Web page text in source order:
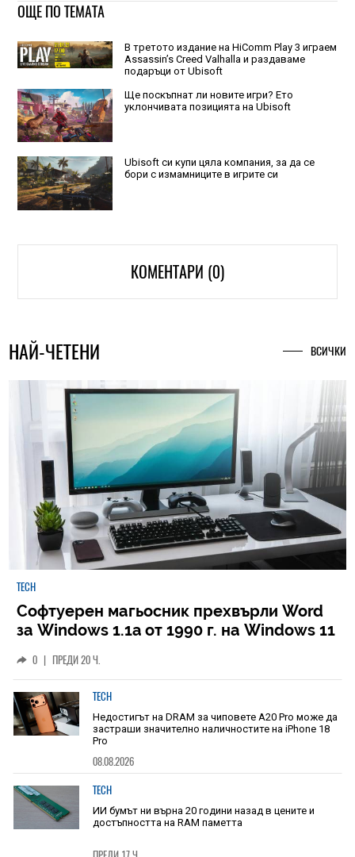
ОЩЕ ПО ТЕМАТА
В третото издание на HiComm Play 3 играем
Assassin’s Creed Valhalla и раздаваме
подаръци от Ubisoft
Ще поскъпнат ли новите игри? Ето
уклончивата позицията на Ubisoft
Ubisoft си купи цяла компания, за да се
бори с измамниците в игрите си
КОМЕНТАРИ (0)
НАЙ-ЧЕТЕНИ ВСИЧКИ
TECH
Софтуерен магьосник прехвърли Word
за Windows 1.1a от 1990 г. на Windows 11
0 | ПРЕДИ 20 Ч.
TECH
Недостигът на DRAM за чиповете A20 Pro може да
застраши значително наличностите на iPhone 18
Pro
08.08.2026
TECH
ИИ бумът ни върна 20 години назад в цените и
достъпността на RAM паметта